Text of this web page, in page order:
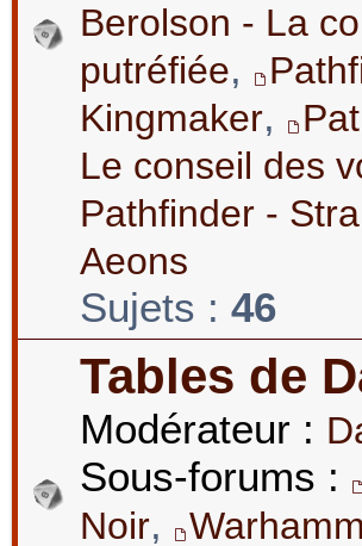
Berolson - La
putréfiée,
Kingmaker,
Le conseil des
Pathfinder -
Aeons
Sujets : 46
Tables de
Modérateur :
Sous-forums :
Noir,